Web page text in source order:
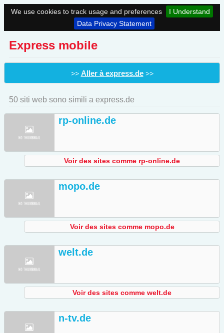
We use cookies to track usage and preferences
I Understand
Data Privacy Statement
Express mobile
>> Aller à express.de>>
50 siti web sono simili a express.de
rp-online.de
Voir des sites comme rp-online.de
mopo.de
Voir des sites comme mopo.de
welt.de
Voir des sites comme welt.de
n-tv.de